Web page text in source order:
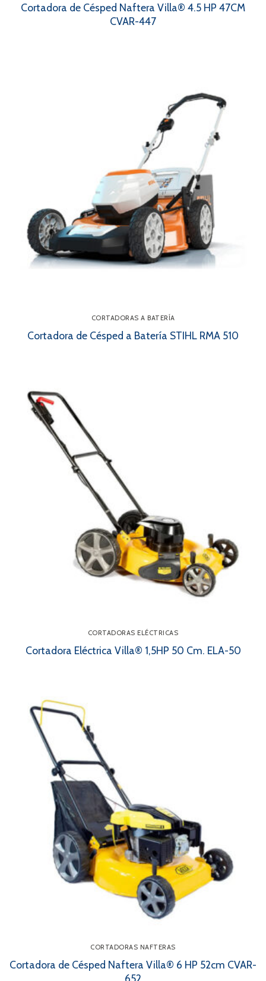
Cortadora de Césped Naftera Villa® 4.5 HP 47CM
CVAR-447
CORTADORAS A BATERÍA
Cortadora de Césped a Batería STIHL RMA 510
CORTADORAS ELÉCTRICAS
Cortadora Eléctrica Villa® 1,5HP 50 Cm. ELA-50
CORTADORAS NAFTERAS
Cortadora de Césped Naftera Villa® 6 HP 52cm CVAR-
652